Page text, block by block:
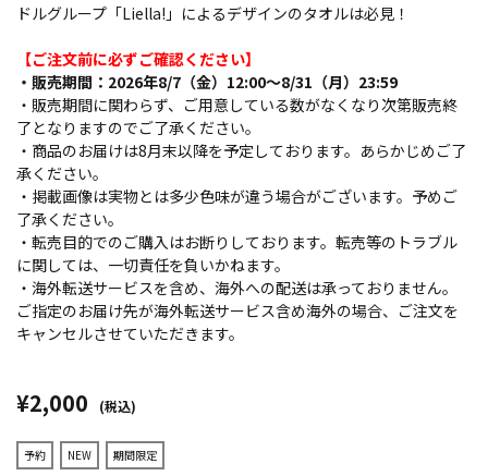
ドルグループ「Liella!」によるデザインのタオルは必見！
【ご注文前に必ずご確認ください】
・販売期間：2026年8/7（金）12:00～8/31（月）23:59
・販売期間に関わらず、ご用意している数がなくなり次第販売終
了となりますのでご了承ください。
・商品のお届けは8月末以降を予定しております。あらかじめご了
承ください。
・掲載画像は実物とは多少色味が違う場合がございます。予めご
了承ください。
・転売目的でのご購入はお断りしております。転売等のトラブル
に関しては、一切責任を負いかねます。
・海外転送サービスを含め、海外への配送は承っておりません。
ご指定のお届け先が海外転送サービス含め海外の場合、ご注文を
キャンセルさせていただきます。
¥2,000 (税込)
予約 NEW 期間限定